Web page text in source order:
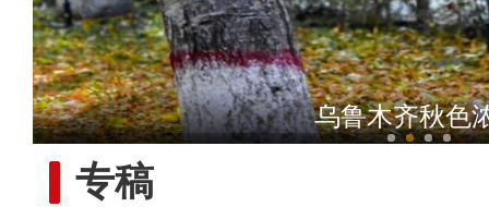
【与你为邻】吉国马戏表演
乌鲁木齐秋色
专稿